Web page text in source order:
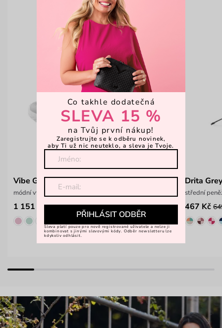
Vibe Grey
módní vycházková obuv
1 151 Kč 1 599 Kč
Drita
střední
467 Kč
Co takhle dodatečná
SLEVA 15 %
na Tvůj první nákup!
Zaregistrujte se k odběru novinek,
aby Ti už nic neuteklo, a sleva je Tvoje.
PŘIHLÁSIT ODBĚR
Sleva platí pouze pro nově registrované uživatele a nelze ji
kombinovat s jinými slevovými kódy. Odběr newsletteru lze
kdykoliv odhlásit.